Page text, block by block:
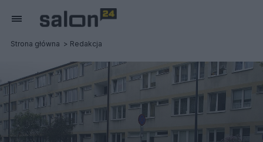
Strona główna Redakcja